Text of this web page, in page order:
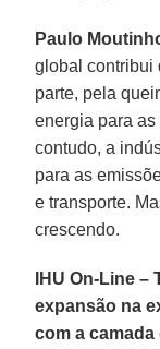
Paulo
global contribui
parte, pela
energia para
contudo, a
para as
e transporte.
crescendo.
IHU On-Line
expansão na
com a camada